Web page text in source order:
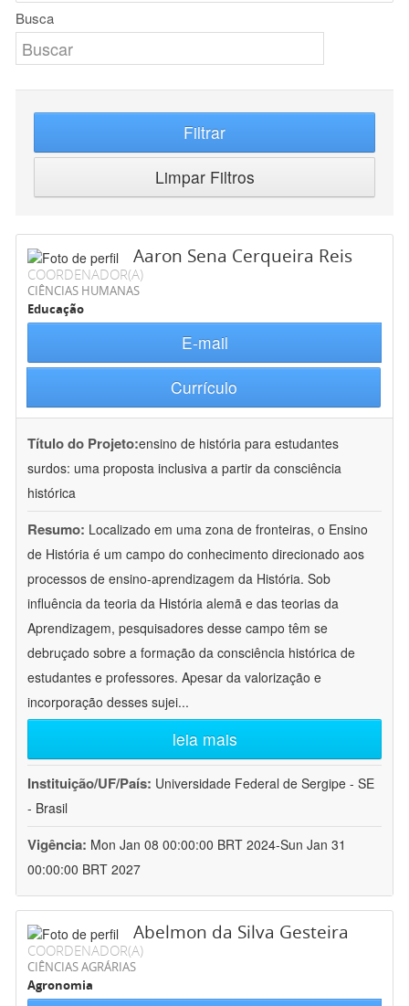
Busca
Filtrar
Limpar Filtros
Aaron Sena Cerqueira Reis
COORDENADOR(A)
CIÊNCIAS HUMANAS
Educação
E-mail
Currículo
Título do Projeto:ensino de história para estudantes
surdos: uma proposta inclusiva a partir da consciência
histórica
Resumo: Localizado em uma zona de fronteiras, o Ensino
de História é um campo do conhecimento direcionado aos
processos de ensino-aprendizagem da História. Sob
influência da teoria da História alemã e das teorias da
Aprendizagem, pesquisadores desse campo têm se
debruçado sobre a formação da consciência histórica de
estudantes e professores. Apesar da valorização e
incorporação desses sujei...
leia mais
Instituição/UF/País: Universidade Federal de Sergipe - SE
- Brasil
Vigência: Mon Jan 08 00:00:00 BRT 2024-Sun Jan 31
00:00:00 BRT 2027
Abelmon da Silva Gesteira
COORDENADOR(A)
CIÊNCIAS AGRÁRIAS
Agronomia